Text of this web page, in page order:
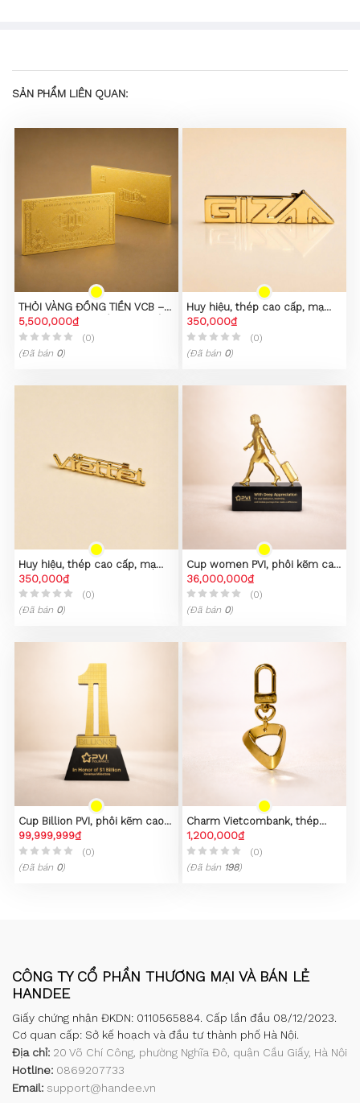
SẢN PHẨM LIÊN QUAN:
THỎI VÀNG ĐỒNG TIỀN VCB –
PHIÊN BẢN SƯU TẦM CAO CẤP
5,500,000₫
(0)
(Đã bán 0)
Huy hiệu, thép cao cấp, mạ
PVD vàng 23K
350,000₫
(0)
(Đã bán 0)
Huy hiệu, thép cao cấp, mạ
PVD vàng 23K
350,000₫
(0)
(Đã bán 0)
Cup women PVI, phôi kẽm cao
cấp
36,000,000₫
(0)
(Đã bán 0)
Cup Billion PVI, phôi kẽm cao
cấp
99,999,999₫
(0)
(Đã bán 0)
Charm Vietcombank, thép
không gỉ 316L, mạ vàng 23k
1,200,000₫
(0)
(Đã bán 198)
CÔNG TY CỔ PHẦN THƯƠNG MẠI VÀ BÁN LẺ
HANDEE
Giấy chứng nhận ĐKDN: 0110565884. Cấp lần đầu 08/12/2023.
Cơ quan cấp: Sở kế hoạch và đầu tư thành phố Hà Nội.
Địa chỉ: 20 Võ Chí Công, phường Nghĩa Đô, quận Cầu Giấy, Hà Nội
Hotline: 0869207733
Email: support@handee.vn